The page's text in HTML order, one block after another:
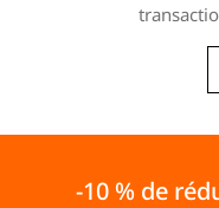
-10 % de